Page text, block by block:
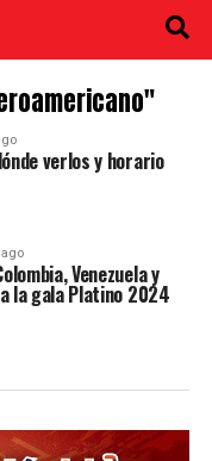
verlos y horario
Venezuela y
la gala Platino 2024